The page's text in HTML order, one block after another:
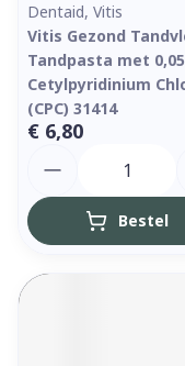
Dentaid, Vitis
Vitis Gezond
Tandpasta met
Cetylpyridinium
(CPC) 31414
€ 6,80
Bestel